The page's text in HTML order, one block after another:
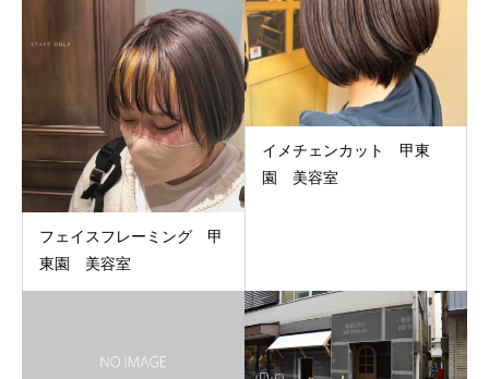
フェイスフレーミング 甲
東園 美容室
イメチェンカット 甲東
園 美容室